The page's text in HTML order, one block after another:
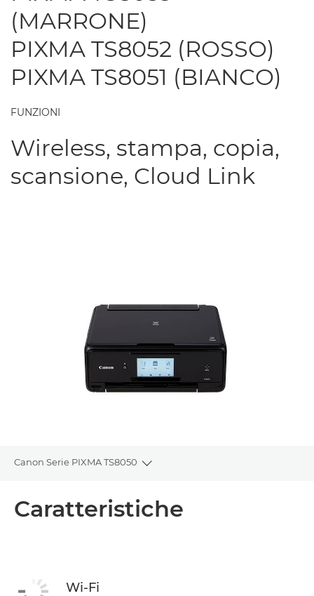
(MARRONE)
PIXMA TS8052 (ROSSO)
PIXMA TS8051 (BIANCO)
FUNZIONI
Wireless, stampa, copia,
scansione, Cloud Link
Canon Serie PIXMA TS8050
Toggle breadcrumbs
Caratteristiche
Wi-Fi